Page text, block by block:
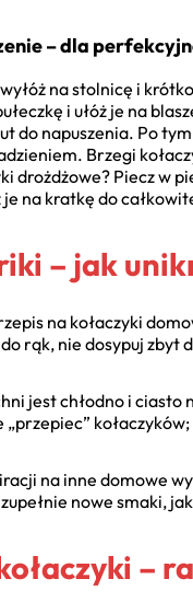
– dla
na stolnicę i
i ułóż je na
do napuszenia. Po
Brzegi
drożdżowe? Piecz w
je na kratkę do
– jak
na kołaczyki
rąk, nie dosypuj zbyt
jest chłodno i
„przepiec”
na inne domowe
nowe smaki,
–